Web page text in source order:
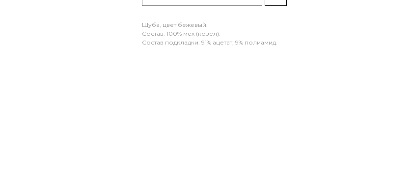
Шуба, цвет бежевый.
Состав: 100% мех (козел).
Состав подкладки: 91% ацетат, 9% полиамид.